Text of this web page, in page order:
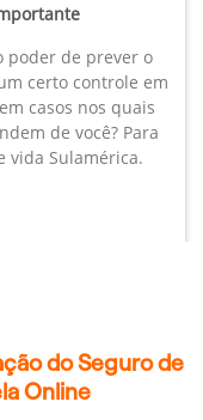
poder de prever o
certo controle em
casos nos quais
de você? Para
vida Sulamérica.
do Seguro de
Online